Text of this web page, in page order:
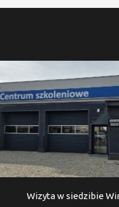
Wizyta w siedzibie